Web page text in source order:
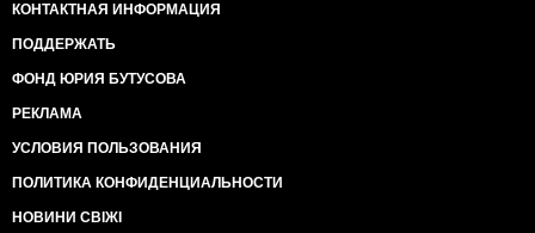
КОНТАКТНАЯ ИНФОРМАЦИЯ
ПОДДЕРЖАТЬ
ФОНД ЮРИЯ БУТУСОВА
РЕКЛАМА
УСЛОВИЯ ПОЛЬЗОВАНИЯ
ПОЛИТИКА КОНФИДЕНЦИАЛЬНОСТИ
НОВИНИ СВІЖІ